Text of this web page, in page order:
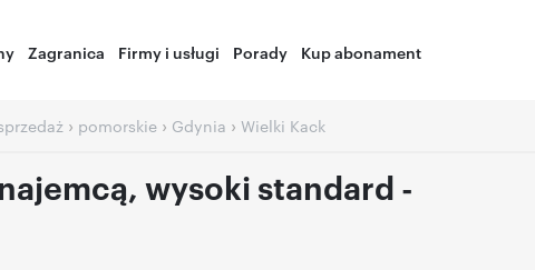
Zagranica Firmy i usługi Porady Kup abonament
› pomorskie › Gdynia › Wielki Kack
wysoki standard -